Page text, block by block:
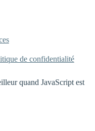
de confidentialité
quand JavaScript est